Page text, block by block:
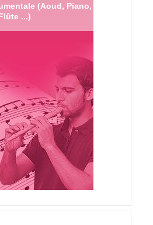
(Aoud, Piano,
...)